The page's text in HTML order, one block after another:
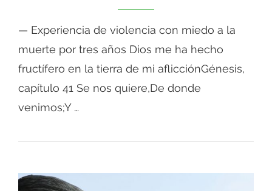
— Experiencia de violencia con miedo a la
muerte por tres años Dios me ha hecho
fructífero en la tierra de mi aflicciónGénesis,
capítulo 41 Se nos quiere,De donde
venimos;Y …